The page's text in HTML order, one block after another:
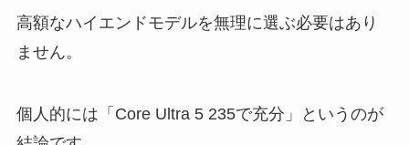
高額なハイエンドモデルを無理に選ぶ必要はあり
ません。
個人的には「Core Ultra 5 235で充分」というのが